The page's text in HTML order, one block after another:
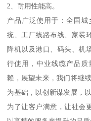
2、耐用性能高。
产品广泛使用于：全国
统、工厂线路布线、家装
降机以及港口、码头、机
行使用，中业线缆产品
赖，展望未来，我们将继
为基础，以创新谋发展，
为了让客户满意，让社会